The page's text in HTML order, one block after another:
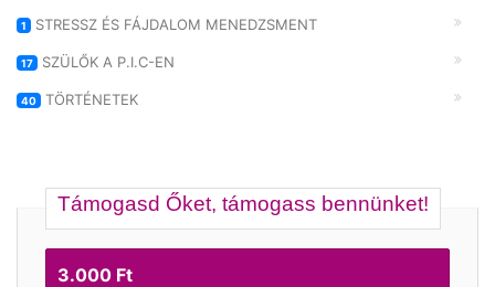
1 STRESSZ ÉS FÁJDALOM MENEDZSMENT
17 SZÜLŐK A P.I.C-EN
40 TÖRTÉNETEK
Támogasd Őket, támogass bennünket!
3.000 Ft